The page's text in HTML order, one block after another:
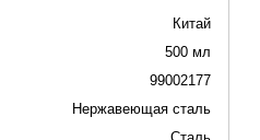
Китай
500 мл
99002177
Нержавеющая сталь